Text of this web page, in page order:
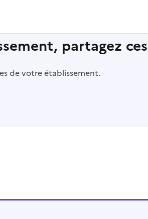
partagez
de votre établissement.